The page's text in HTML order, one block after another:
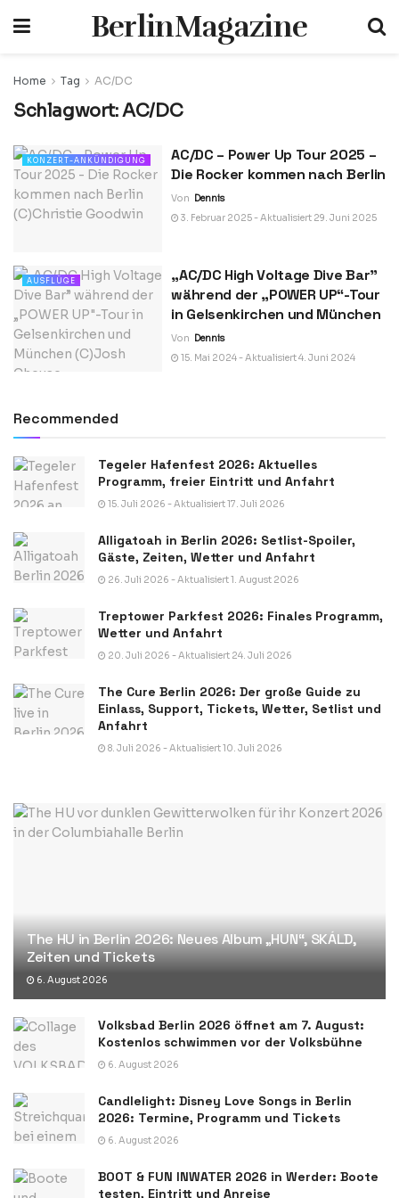
BerlinMagazine
Home Tag AC/DC
Schlagwort:AC/DC
KONZERT-ANKÜNDIGUNG
AC/DC – Power Up Tour 2025 –
Die Rocker kommen nach Berlin
Von Dennis
3. Februar 2025 - Aktualisiert 29. Juni 2025
AUSFLÜGE
„AC/DC High Voltage Dive Bar”
während der „POWER UP“-Tour
in Gelsenkirchen und München
Von Dennis
15. Mai 2024 - Aktualisiert 4. Juni 2024
Recommended
Tegeler Hafenfest 2026: Aktuelles
Programm, freier Eintritt und Anfahrt
15. Juli 2026 - Aktualisiert 17. Juli 2026
Alligatoah in Berlin 2026: Setlist-Spoiler,
Gäste, Zeiten, Wetter und Anfahrt
26. Juli 2026 - Aktualisiert 1. August 2026
Treptower Parkfest 2026: Finales Programm,
Wetter und Anfahrt
20. Juli 2026 - Aktualisiert 24. Juli 2026
The Cure Berlin 2026: Der große Guide zu
Einlass, Support, Tickets, Wetter, Setlist und
Anfahrt
8. Juli 2026 - Aktualisiert 10. Juli 2026
The HU in Berlin 2026: Neues Album „HUN“, SKÁLD,
Zeiten und Tickets
6. August 2026
Volksbad Berlin 2026 öffnet am 7. August:
Kostenlos schwimmen vor der Volksbühne
6. August 2026
Candlelight: Disney Love Songs in Berlin
2026: Termine, Programm und Tickets
6. August 2026
BOOT & FUN INWATER 2026 in Werder: Boote
testen, Eintritt und Anreise